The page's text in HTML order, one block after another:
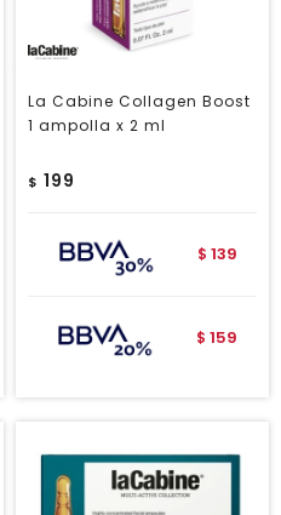
La Cabine Collagen Boost
1 ampolla x 2 ml
$ 199
$ 139
$ 159